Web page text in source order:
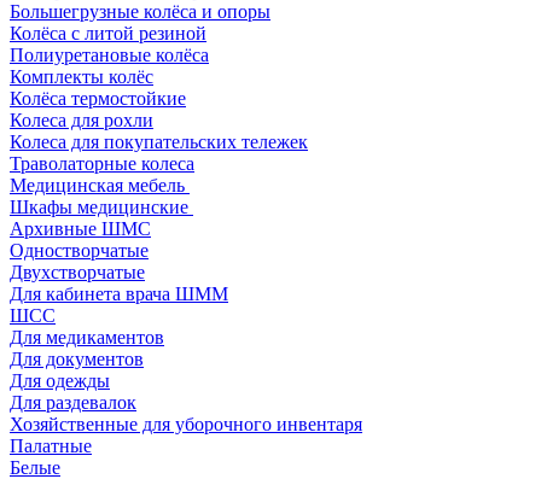
Большегрузные колёса и опоры
Колёса с литой резиной
Полиуретановые колёса
Комплекты колёс
Колёса термостойкие
Колеса для рохли
Колеса для покупательских тележек
Траволаторные колеса
Медицинская мебель
Шкафы медицинские
Архивные ШМС
Одностворчатые
Двухстворчатые
Для кабинета врача ШММ
ШСС
Для медикаментов
Для документов
Для одежды
Для раздевалок
Хозяйственные для уборочного инвентаря
Палатные
Белые